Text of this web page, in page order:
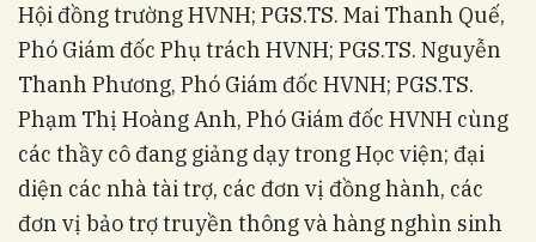
Hội đồng trường HVNH; PGS.TS. Mai Thanh Quế,
Phó Giám đốc Phụ trách HVNH; PGS.TS. Nguyễn
Thanh Phương, Phó Giám đốc HVNH; PGS.TS.
Phạm Thị Hoàng Anh, Phó Giám đốc HVNH cùng
các thầy cô đang giảng dạy trong Học viện; đại
diện các nhà tài trợ, các đơn vị đồng hành, các
đơn vị bảo trợ truyền thông và hàng nghìn sinh